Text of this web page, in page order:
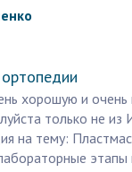
хорошую и
только не из
на тему:
этапы